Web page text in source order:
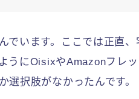
でいます。ここでは正直
うにOisixやAmazonフレ
選択肢がなかったんです。